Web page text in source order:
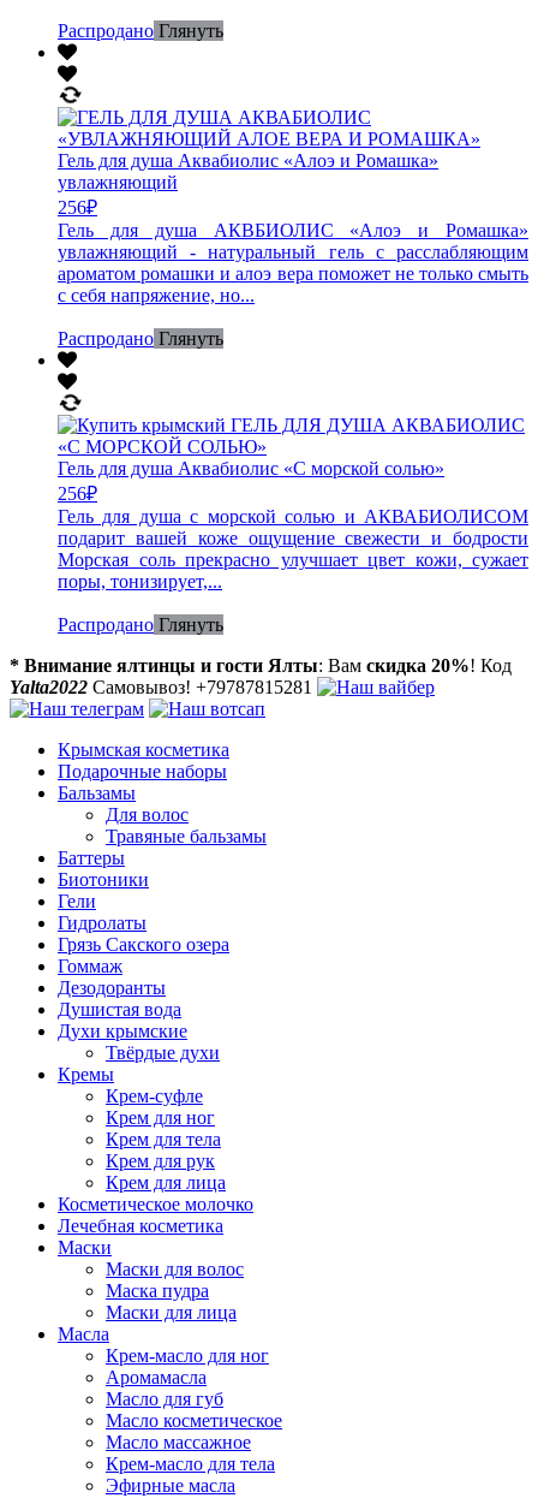
Распродано Глянуть
Гель для душа Аквабиолис «Алоэ и Ромашка»
увлажняющий
256₽
Гель для душа АКВБИОЛИС «Алоэ и Ромашка»
увлажняющий - натуральный гель с расслабляющим
ароматом ромашки и алоэ вера поможет не только смыть
с себя напряжение, но...
Распродано Глянуть
Гель для душа Аквабиолис «С морской солью»
256₽
Гель для душа с морской солью и АКВАБИОЛИСОМ
подарит вашей коже ощущение свежести и бодрости
Морская соль прекрасно улучшает цвет кожи, сужает
поры, тонизирует,...
Распродано Глянуть
* Внимание ялтинцы и гости Ялты: Вам скидка 20%! Код
Yalta2022 Самовывоз! +79787815281
Крымская косметика
Подарочные наборы
Бальзамы
Для волос
Травяные бальзамы
Баттеры
Биотоники
Гели
Гидролаты
Грязь Сакского озера
Гоммаж
Дезодоранты
Душистая вода
Духи крымские
Твёрдые духи
Кремы
Крем-суфле
Крем для ног
Крем для тела
Крем для рук
Крем для лица
Косметическое молочко
Лечебная косметика
Маски
Маски для волос
Маска пудра
Маски для лица
Масла
Крем-масло для ног
Аромамасла
Масло для губ
Масло косметическое
Масло массажное
Крем-масло для тела
Эфирные масла